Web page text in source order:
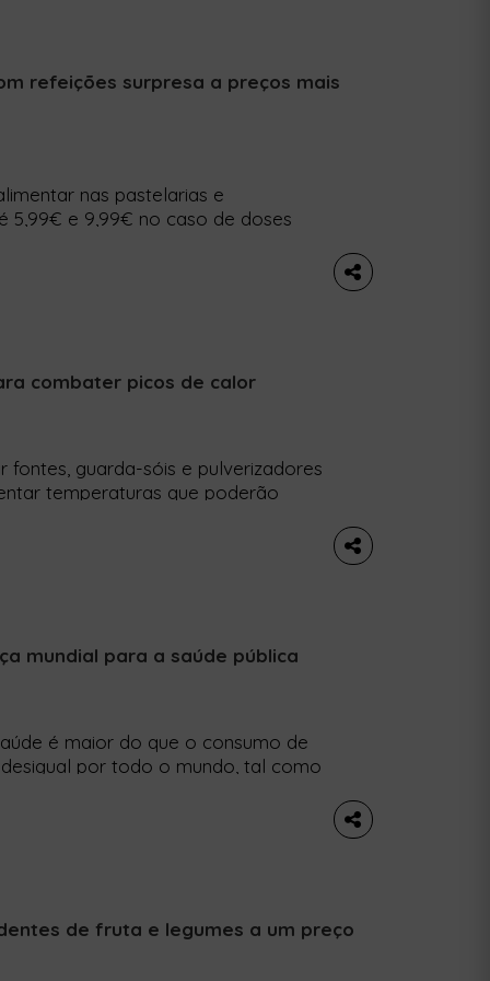
refeições surpresa a preços mais
nas pastelarias e
5,99€ e 9,99€ no caso de doses
projeto do Uber Eats que
combater picos de calor
fontes, guarda-sóis e pulverizadores
temperaturas que poderão
mundial para a saúde pública
é maior do que o consumo de
por todo o mundo, tal como
atmosférica é o maior risco
o tabagismo e o
de fruta e legumes a um preço